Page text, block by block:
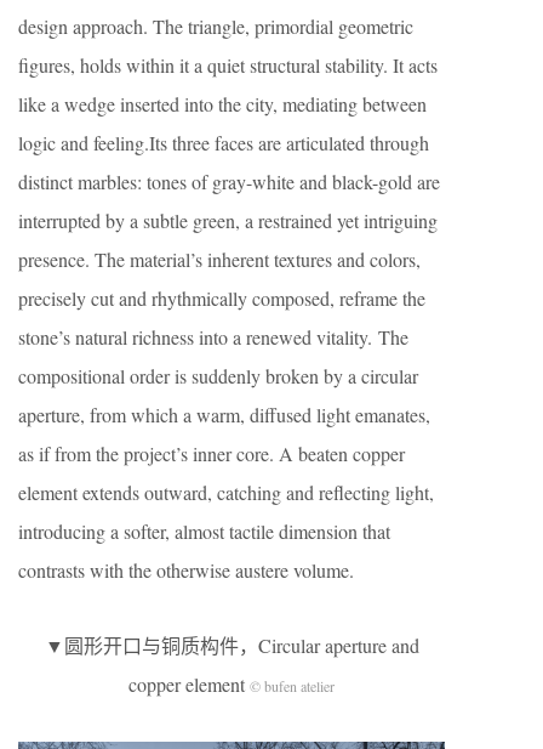
design approach. The triangle, primordial geometric
figures, holds within it a quiet structural stability. It acts
like a wedge inserted into the city, mediating between
logic and feeling.Its three faces are articulated through
distinct marbles: tones of gray-white and black-gold are
interrupted by a subtle green, a restrained yet intriguing
presence. The material’s inherent textures and colors,
precisely cut and rhythmically composed, reframe the
stone’s natural richness into a renewed vitality. The
compositional order is suddenly broken by a circular
aperture, from which a warm, diffused light emanates,
as if from the project’s inner core. A beaten copper
element extends outward, catching and reflecting light,
introducing a softer, almost tactile dimension that
contrasts with the otherwise austere volume.
▼圆形开口与铜质构件，Circular aperture and
copper element © bufen atelier